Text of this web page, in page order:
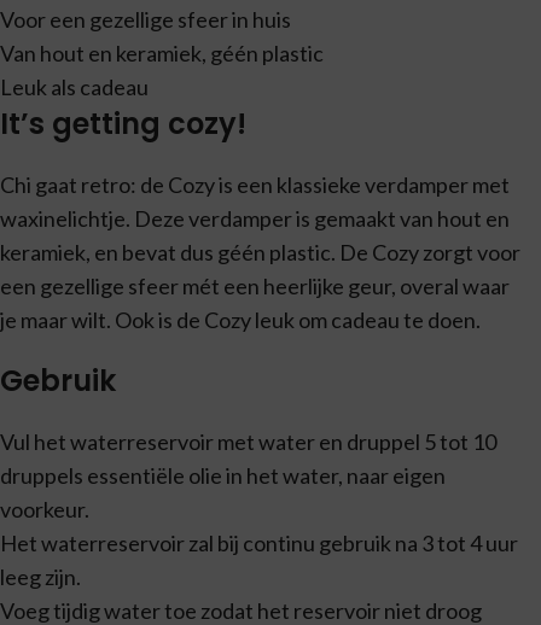
Voor een gezellige sfeer in huis
Van hout en keramiek, géén plastic
Leuk als cadeau
It’s getting cozy!
Chi gaat retro: de Cozy is een klassieke verdamper met
waxinelichtje. Deze verdamper is gemaakt van hout en
keramiek, en bevat dus géén plastic. De Cozy zorgt voor
een gezellige sfeer mét een heerlijke geur, overal waar
je maar wilt. Ook is de Cozy leuk om cadeau te doen.
Gebruik
Vul het waterreservoir met water en druppel 5 tot 10
druppels essentiële olie in het water, naar eigen
voorkeur.
Het waterreservoir zal bij continu gebruik na 3 tot 4 uur
leeg zijn.
Voeg tijdig water toe zodat het reservoir niet droog